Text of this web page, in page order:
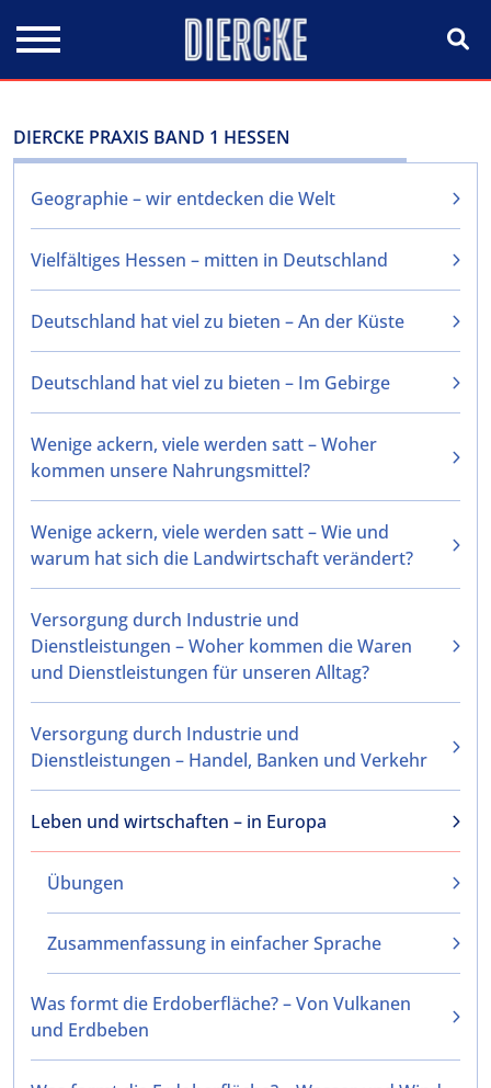
DIERCKE PRAXIS BAND 1 HESSEN
Geographie – wir entdecken die Welt
Vielfältiges Hessen – mitten in Deutschland
Deutschland hat viel zu bieten – An der Küste
Deutschland hat viel zu bieten – Im Gebirge
Wenige ackern, viele werden satt – Woher
kommen unsere Nahrungsmittel?
Wenige ackern, viele werden satt – Wie und
warum hat sich die Landwirtschaft verändert?
Versorgung durch Industrie und
Dienstleistungen – Woher kommen die Waren
und Dienstleistungen für unseren Alltag?
Versorgung durch Industrie und
Dienstleistungen – Handel, Banken und Verkehr
Leben und wirtschaften – in Europa
Übungen
Zusammenfassung in einfacher Sprache
Was formt die Erdoberfläche? – Von Vulkanen
und Erdbeben